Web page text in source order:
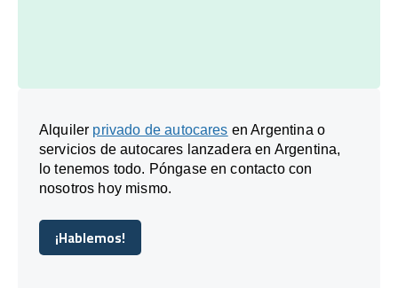
Alquiler privado de autocares en Argentina o
servicios de autocares lanzadera en Argentina,
lo tenemos todo. Póngase en contacto con
nosotros hoy mismo.
¡Hablemos!
¡Hablemos!